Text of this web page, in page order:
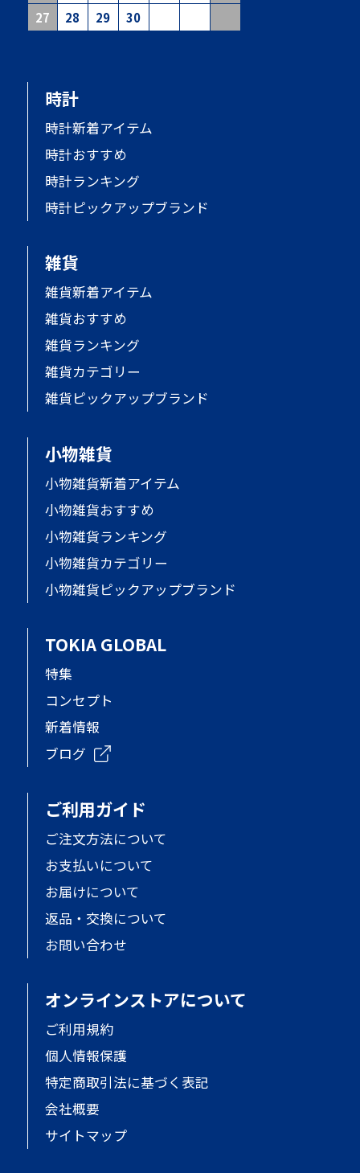
27
28 29 30
時計
時計新着アイテム
時計おすすめ
時計ランキング
時計ピックアップブランド
雑貨
雑貨新着アイテム
雑貨おすすめ
雑貨ランキング
雑貨カテゴリー
雑貨ピックアップブランド
小物雑貨
小物雑貨新着アイテム
小物雑貨おすすめ
小物雑貨ランキング
小物雑貨カテゴリー
小物雑貨ピックアップブランド
TOKIA GLOBAL
特集
コンセプト
新着情報
ブログ
ご利用ガイド
ご注文方法について
お支払いについて
お届けについて
返品・交換について
お問い合わせ
オンラインストアについて
ご利用規約
個人情報保護
特定商取引法に基づく表記
会社概要
サイトマップ